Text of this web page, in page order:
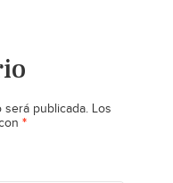
publicada. Los
*